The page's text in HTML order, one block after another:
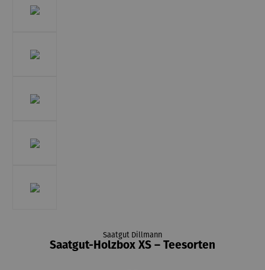
Saatgut Dillmann
Saatgut-Holzbox XS – Teesorten